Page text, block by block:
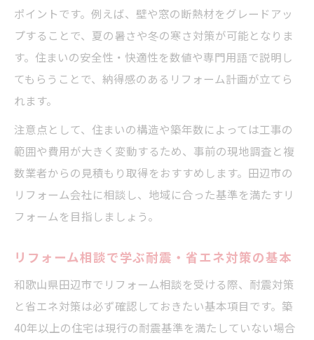
ポイントです。例えば、壁や窓の断熱材をグレードアッ
プすることで、夏の暑さや冬の寒さ対策が可能となりま
す。住まいの安全性・快適性を数値や専門用語で説明し
てもらうことで、納得感のあるリフォーム計画が立てら
れます。
注意点として、住まいの構造や築年数によっては工事の
範囲や費用が大きく変動するため、事前の現地調査と複
数業者からの見積もり取得をおすすめします。田辺市の
リフォーム会社に相談し、地域に合った基準を満たすリ
フォームを目指しましょう。
リフォーム相談で学ぶ耐震・省エネ対策の基本
和歌山県田辺市でリフォーム相談を受ける際、耐震対策
と省エネ対策は必ず確認しておきたい基本項目です。築
40年以上の住宅は現行の耐震基準を満たしていない場合